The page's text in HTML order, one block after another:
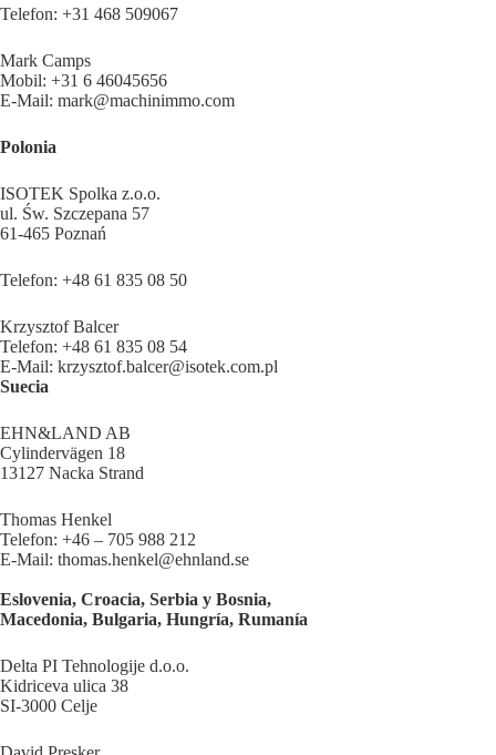
Telefon: +31 468 509067
Mark Camps
Mobil: +31 6 46045656
E-Mail: mark@machinimmo.com
Polonia
ISOTEK Spolka z.o.o.
ul. Św. Szczepana 57
61-465 Poznań
Telefon: +48 61 835 08 50
Krzysztof Balcer
Telefon: +48 61 835 08 54
E-Mail: krzysztof.balcer@isotek.com.pl
Suecia
EHN&LAND AB
Cylindervägen 18
13127 Nacka Strand
Thomas Henkel
Telefon: +46 – 705 988 212
E-Mail: thomas.henkel@ehnland.se
Eslovenia, Croacia, Serbia y Bosnia,
Macedonia, Bulgaria, Hungría, Rumanía
Delta PI Tehnologije d.o.o.
Kidriceva ulica 38
SI-3000 Celje